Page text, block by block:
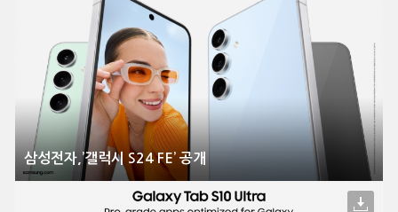
삼성전자,’갤럭시 S24 FE’ 공개